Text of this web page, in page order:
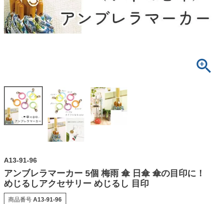
A13-91-96
アンブレラマーカー 5個 梅雨 傘 日傘 傘の目印に！
めじるしアクセサリー めじるし 目印
商品番号 A13-91-96